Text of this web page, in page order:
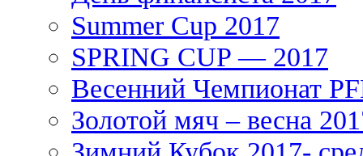
Summer Cup 2017
SPRING CUP — 2017
Весенний Чемпионат
Золотой мяч – весна